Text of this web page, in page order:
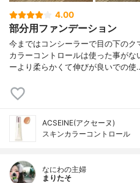
4.00
部分用ファンデーション
今まではコンシーラーで目の下のク
カラーコントロールは使った事が
ーより柔らかくて伸びが良いでの使
ACSEINE(アクセーヌ)
スキンカラーコントロール
なにわの主婦
まりたそ